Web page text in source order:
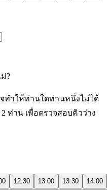
?
ทำให้ท่านใดท่านหนึ่งไม่ได้
ท่าน เพื่อตรวจสอบคิวว่าง
12:30 13:00 13:30 14:00